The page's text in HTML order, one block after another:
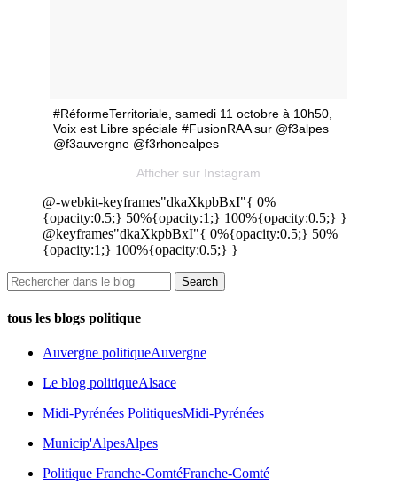
#RéformeTerritoriale, samedi 11 octobre à 10h50,
Voix est Libre spéciale #FusionRAA sur @f3alpes
@f3auvergne @f3rhonealpes
Afficher sur Instagram
@-webkit-keyframes"dkaXkpbBxI"{ 0%
{opacity:0.5;} 50%{opacity:1;} 100%{opacity:0.5;} }
@keyframes"dkaXkpbBxI"{ 0%{opacity:0.5;} 50%
{opacity:1;} 100%{opacity:0.5;} }
tous les blogs politique
Auvergne politiqueAuvergne
Le blog politiqueAlsace
Midi-Pyrénées PolitiquesMidi-Pyrénées
Municip'AlpesAlpes
Politique Franche-ComtéFranche-Comté